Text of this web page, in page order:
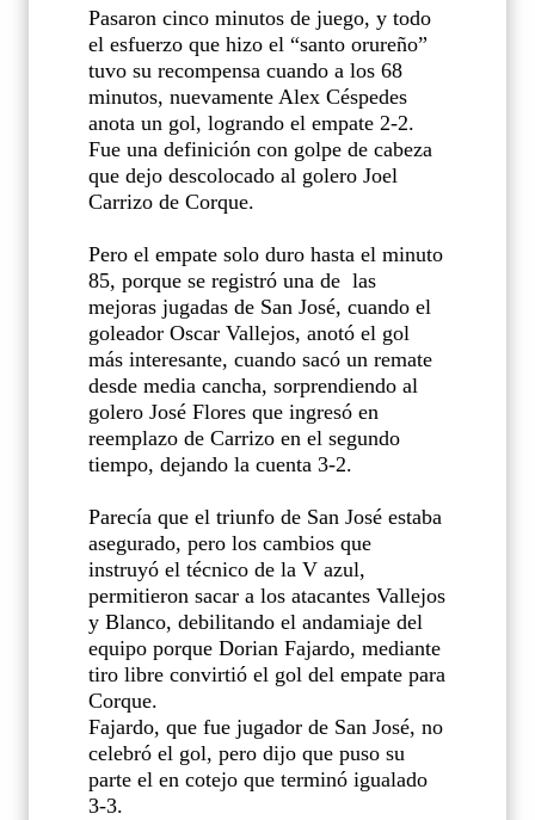
Pasaron cinco minutos de juego, y todo
el esfuerzo que hizo el “santo orureño”
tuvo su recompensa cuando a los 68
minutos, nuevamente Alex Céspedes
anota un gol, logrando el empate 2-2.
Fue una definición con golpe de cabeza
que dejo descolocado al golero Joel
Carrizo de Corque.
Pero el empate solo duro hasta el minuto
85, porque se registró una de las
mejoras jugadas de San José, cuando el
goleador Oscar Vallejos, anotó el gol
más interesante, cuando sacó un remate
desde media cancha, sorprendiendo al
golero José Flores que ingresó en
reemplazo de Carrizo en el segundo
tiempo, dejando la cuenta 3-2.
Parecía que el triunfo de San José estaba
asegurado, pero los cambios que
instruyó el técnico de la V azul,
permitieron sacar a los atacantes Vallejos
y Blanco, debilitando el andamiaje del
equipo porque Dorian Fajardo, mediante
tiro libre convirtió el gol del empate para
Corque.
Fajardo, que fue jugador de San José, no
celebró el gol, pero dijo que puso su
parte el en cotejo que terminó igualado
3-3.